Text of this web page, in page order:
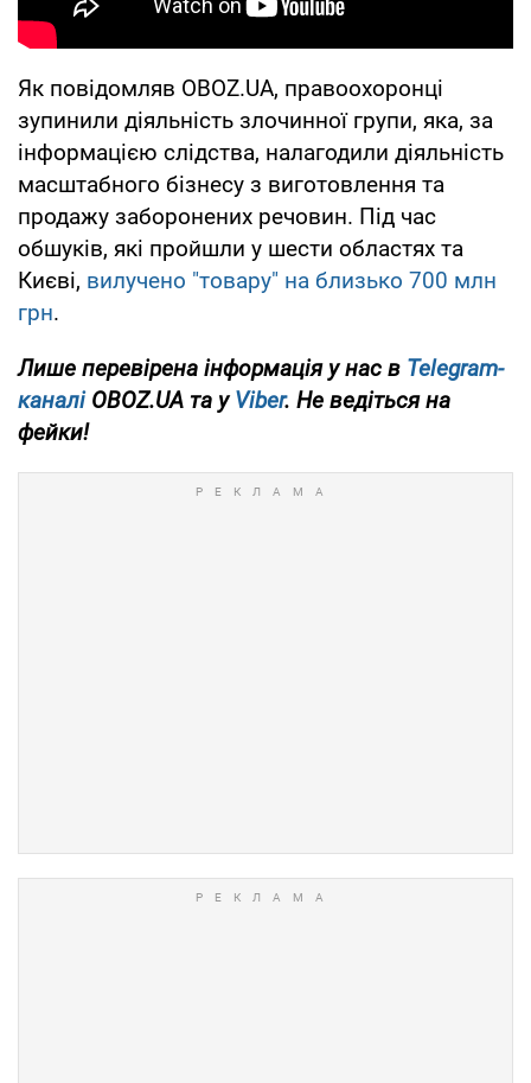
Як повідомляв OBOZ.UA, правоохоронці
зупинили діяльність злочинної групи, яка, за
інформацією слідства, налагодили діяльність
масштабного бізнесу з виготовлення та
продажу заборонених речовин. Під час
обшуків, які пройшли у шести областях та
Києві, вилучено "товару" на близько 700 млн
грн.
Лише перевірена інформація у нас в Telegram-
каналіOBOZ.UA та уViber. Не ведіться на
фейки!